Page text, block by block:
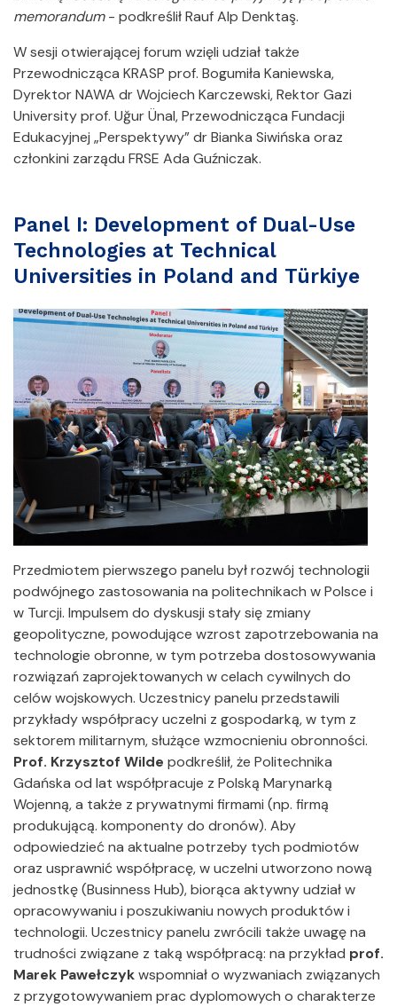
memorandum- podkreślił Rauf Alp Denktaş.
W sesji otwierającej forum wzięli udział także
Przewodnicząca KRASP prof. Bogumiła Kaniewska,
Dyrektor NAWA dr Wojciech Karczewski, Rektor Gazi
University prof. Uğur Ünal, Przewodnicząca Fundacji
Edukacyjnej „Perspektywy” dr Bianka Siwińska oraz
członkini zarządu FRSE Ada Guźniczak.
Panel I: Development of Dual-Use
Technologies at Technical
Universities in Poland and Türkiye
Przedmiotem pierwszego panelu był rozwój technologii
podwójnego zastosowania na politechnikach w Polsce i
w Turcji. Impulsem do dyskusji stały się zmiany
geopolityczne, powodujące wzrost zapotrzebowania na
technologie obronne, w tym potrzeba dostosowywania
rozwiązań zaprojektowanych w celach cywilnych do
celów wojskowych. Uczestnicy panelu przedstawili
przykłady współpracy uczelni z gospodarką, w tym z
sektorem militarnym, służące wzmocnieniu obronności.
Prof. Krzysztof Wilde podkreślił, że Politechnika
Gdańska od lat współpracuje z Polską Marynarką
Wojenną, a także z prywatnymi firmami (np. firmą
produkującą. komponenty do dronów). Aby
odpowiedzieć na aktualne potrzeby tych podmiotów
oraz usprawnić współpracę, w uczelni utworzono nową
jednostkę (Businness Hub), biorąca aktywny udział w
opracowywaniu i poszukiwaniu nowych produktów i
technologii. Uczestnicy panelu zwrócili także uwagę na
trudności związane z taką współpracą: na przykład prof.
Marek Pawełczykwspomniał o wyzwaniach związanych
z przygotowywaniem prac dyplomowych o charakterze